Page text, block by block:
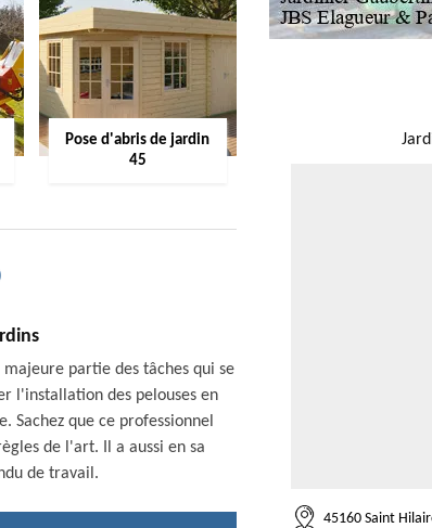
Pose d'abris de jardin
45
partie des tâches qui se
l'installation des pelouses en
Sachez que ce professionnel
de l'art. Il a aussi en sa
de travail.
45160 Saint